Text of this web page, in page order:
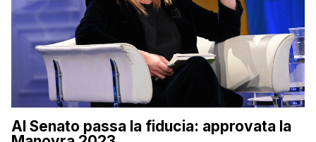
Al Senato passa la fiducia: approvata la